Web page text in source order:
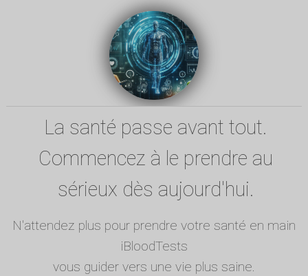
La santé passe avant tout.
Commencez à le prendre au
sérieux dès aujourd'hui.
N'attendez plus pour prendre votre santé en main
iBloodTests
vous guider vers une vie plus saine.